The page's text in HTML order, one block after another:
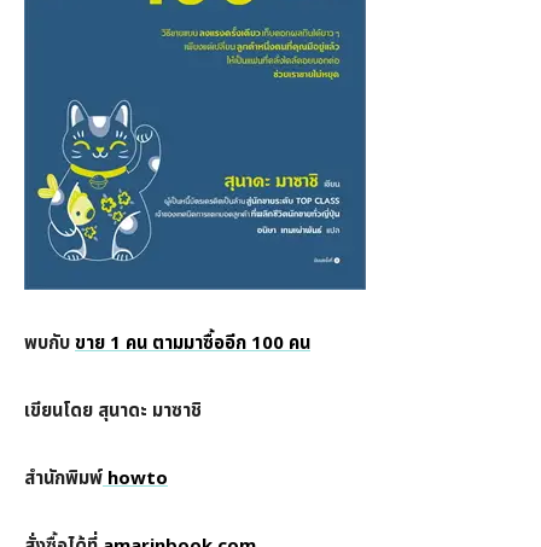
พบกับขาย 1 คน ตามมาซื้ออีก 100 คน
เขียนโดย สุนาดะ มาซาชิ
สำนักพิมพ์howto